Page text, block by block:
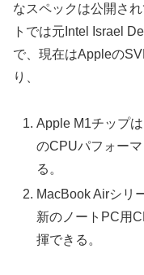
なスペックは公開さ
トでは元Intel Israel
で、現在はAppleの
り、
Apple M1チップ
のCPUパフォー
る。
MacBook Airシリ
新のノートPC用
揮できる。